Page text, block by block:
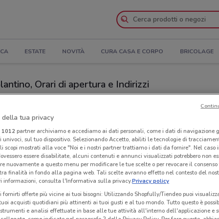
ESTATE NOVITÀ CURA CASA E CORPO BRICOLAGE
Orari di apertura e Indirizzi
Dell'Anno
della tua privacy
1012partner archiviamo e accediamo ai dati personali, come i dati di navigazione
sul tuo dispositivo. Selezionando Accetto, abiliti le tecnologie di
scopi mostrati alla voce "Noi e i nostri partner trattiamo i dati da fornire". Nel caso
essere disabilitate, alcuni contenuti e annunci visualizzati potrebbero non
nuovamente a questo menu per modificare le tue scelte o per revocare il
finalità in fondo alla pagina web. Tali scelte avranno effetto nel contesto del
informazioni, consulta l'Informativa sulla privacy.Privacy policy
fornirti offerte più vicine ai tuoi bisogni: Utilizzando Shopfully/Tiendeo puoi
acquisti quotidiani più attinenti ai tuoi gusti e al tuo mondo. Tutto questo è
e analisi effettuate in base alle tue attività all'interno dell'applicazione e